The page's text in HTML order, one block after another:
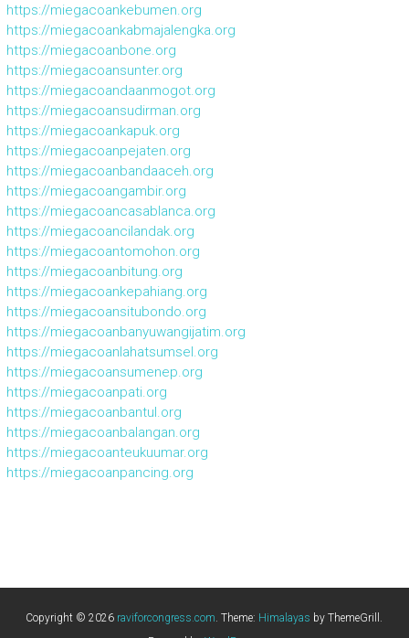
https://miegacoankebumen.org
https://miegacoankabmajalengka.org
https://miegacoanbone.org
https://miegacoansunter.org
https://miegacoandaanmogot.org
https://miegacoansudirman.org
https://miegacoankapuk.org
https://miegacoanpejaten.org
https://miegacoanbandaaceh.org
https://miegacoangambir.org
https://miegacoancasablanca.org
https://miegacoancilandak.org
https://miegacoantomohon.org
https://miegacoanbitung.org
https://miegacoankepahiang.org
https://miegacoansitubondo.org
https://miegacoanbanyuwangijatim.org
https://miegacoanlahatsumsel.org
https://miegacoansumenep.org
https://miegacoanpati.org
https://miegacoanbantul.org
https://miegacoanbalangan.org
https://miegacoanteukuumar.org
https://miegacoanpancing.org
Copyright © 2026 raviforcongress.com. Theme: Himalayas by ThemeGrill.